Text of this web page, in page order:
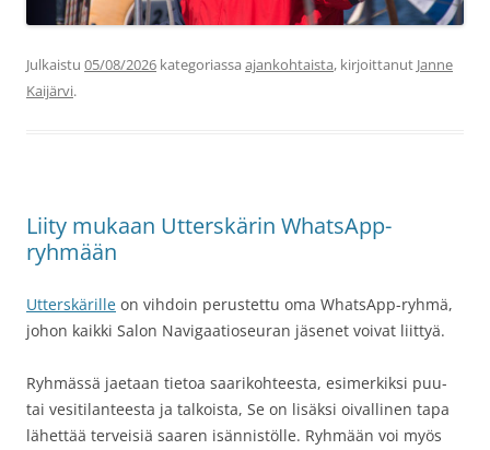
Julkaistu 05/08/2026 kategoriassa ajankohtaista, kirjoittanut Janne
Kaijärvi.
Liity mukaan Utterskärin WhatsApp-
ryhmään
Utterskärille on vihdoin perustettu oma WhatsApp-ryhmä,
johon kaikki Salon Navigaatioseuran jäsenet voivat liittyä.
Ryhmässä jaetaan tietoa saarikohteesta, esimerkiksi puu-
tai vesitilanteesta ja talkoista, Se on lisäksi oivallinen tapa
lähettää terveisiä saaren isännistölle. Ryhmään voi myös